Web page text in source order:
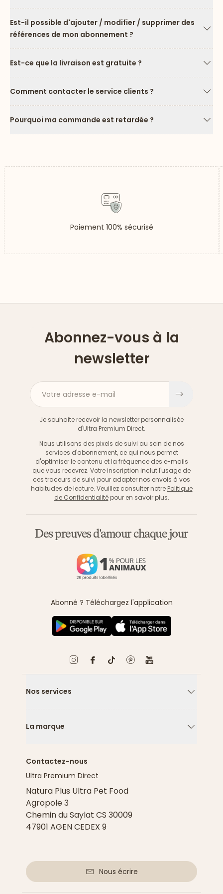
Est-il possible d'ajouter / modifier / supprimer des
références de mon abonnement ?
Est-ce que la livraison est gratuite ?
Comment contacter le service clients ?
Pourquoi ma commande est retardée ?
Paiement 100% sécurisé
Abonnez-vous à la
newsletter
Votre adresse e-mail
Je souhaite recevoir la newsletter personnalisée
d'Ultra Premium Direct.
Nous utilisons des pixels de suivi au sein de nos
services d'abonnement, ce qui nous permet
d'optimiser le contenu et la fréquence des e-mails
que vous recevrez. Votre inscription inclut l'usage de
ces traceurs de suivi pour adapter nos envois à vos
habitudes de lecture. Veuillez consulter notre Politique
de Confidentialitépour en savoir plus.
Des preuves d'amour chaque jour
Abonné ? Téléchargez l'application
Nos services
La marque
Contactez-nous
Ultra Premium Direct
Natura Plus Ultra Pet Food
Agropole 3
Chemin du Saylat CS 30009
47901 AGEN CEDEX 9
Nous écrire